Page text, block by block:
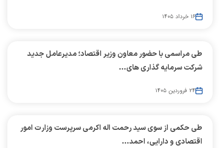
۱۶ خرداد ۱۴۰۵
طی مراسمی با حضور معاون وزیر اقتصاد؛ مدیرعامل جدید
شرکت سرمایه گذاری های...
۲۴ فروردین ۱۴۰۵
طی حکمی از سوی سید رحمت اله اکرمی سرپرست وزارت امور
اقتصادی و دارایی، احمد...